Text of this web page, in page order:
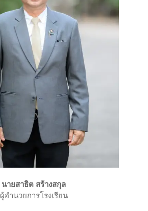
นายสาธิต สร้างสกุล
ผู้อำนวยการโรงเรียน